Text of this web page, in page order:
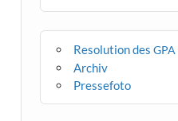
Resolution desGPA
Archiv
Pressefoto